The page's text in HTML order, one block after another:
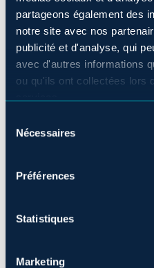
partageons également des
notre site avec nos
publicité et d'analyse, qui
avec d'autres informations
ou qu'ils ont collectées lors
Nécessaires
Préférences
Statistiques
Marketing
Comment décririez-vous
Intermédiaire